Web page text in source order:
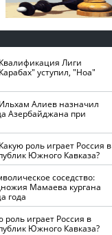
Лиги
уступил, "Ноа"
Алиев назначил
Азербайджана при
роль играет Россия в
Южного Кавказа?
соседство:
Мамаева кургана
года
играет Россия в
Южного Кавказа?